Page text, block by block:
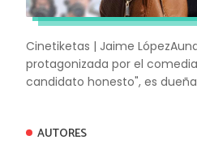
Cinetiketas | Jaime
protagonizada por el
candidato honesto", es
AUTORES